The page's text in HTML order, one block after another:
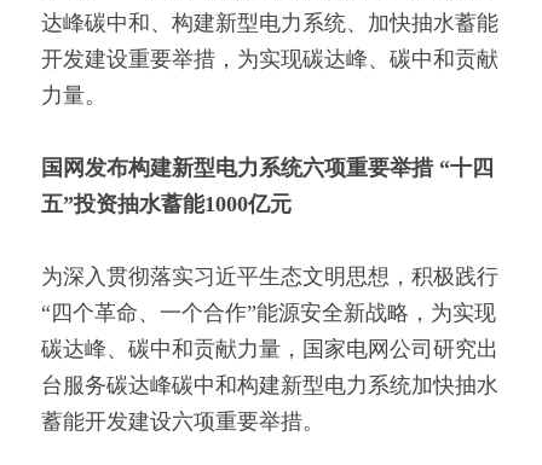
达峰碳中和、构建新型电力系统、加快抽水蓄能
开发建设重要举措，为实现碳达峰、碳中和贡献
力量。
国网发布构建新型电力系统六项重要举措 “十四
五”投资抽水蓄能1000亿元
为深入贯彻落实习近平生态文明思想，积极践行
“四个革命、一个合作”能源安全新战略，为实现
碳达峰、碳中和贡献力量，国家电网公司研究出
台服务碳达峰碳中和构建新型电力系统加快抽水
蓄能开发建设六项重要举措。